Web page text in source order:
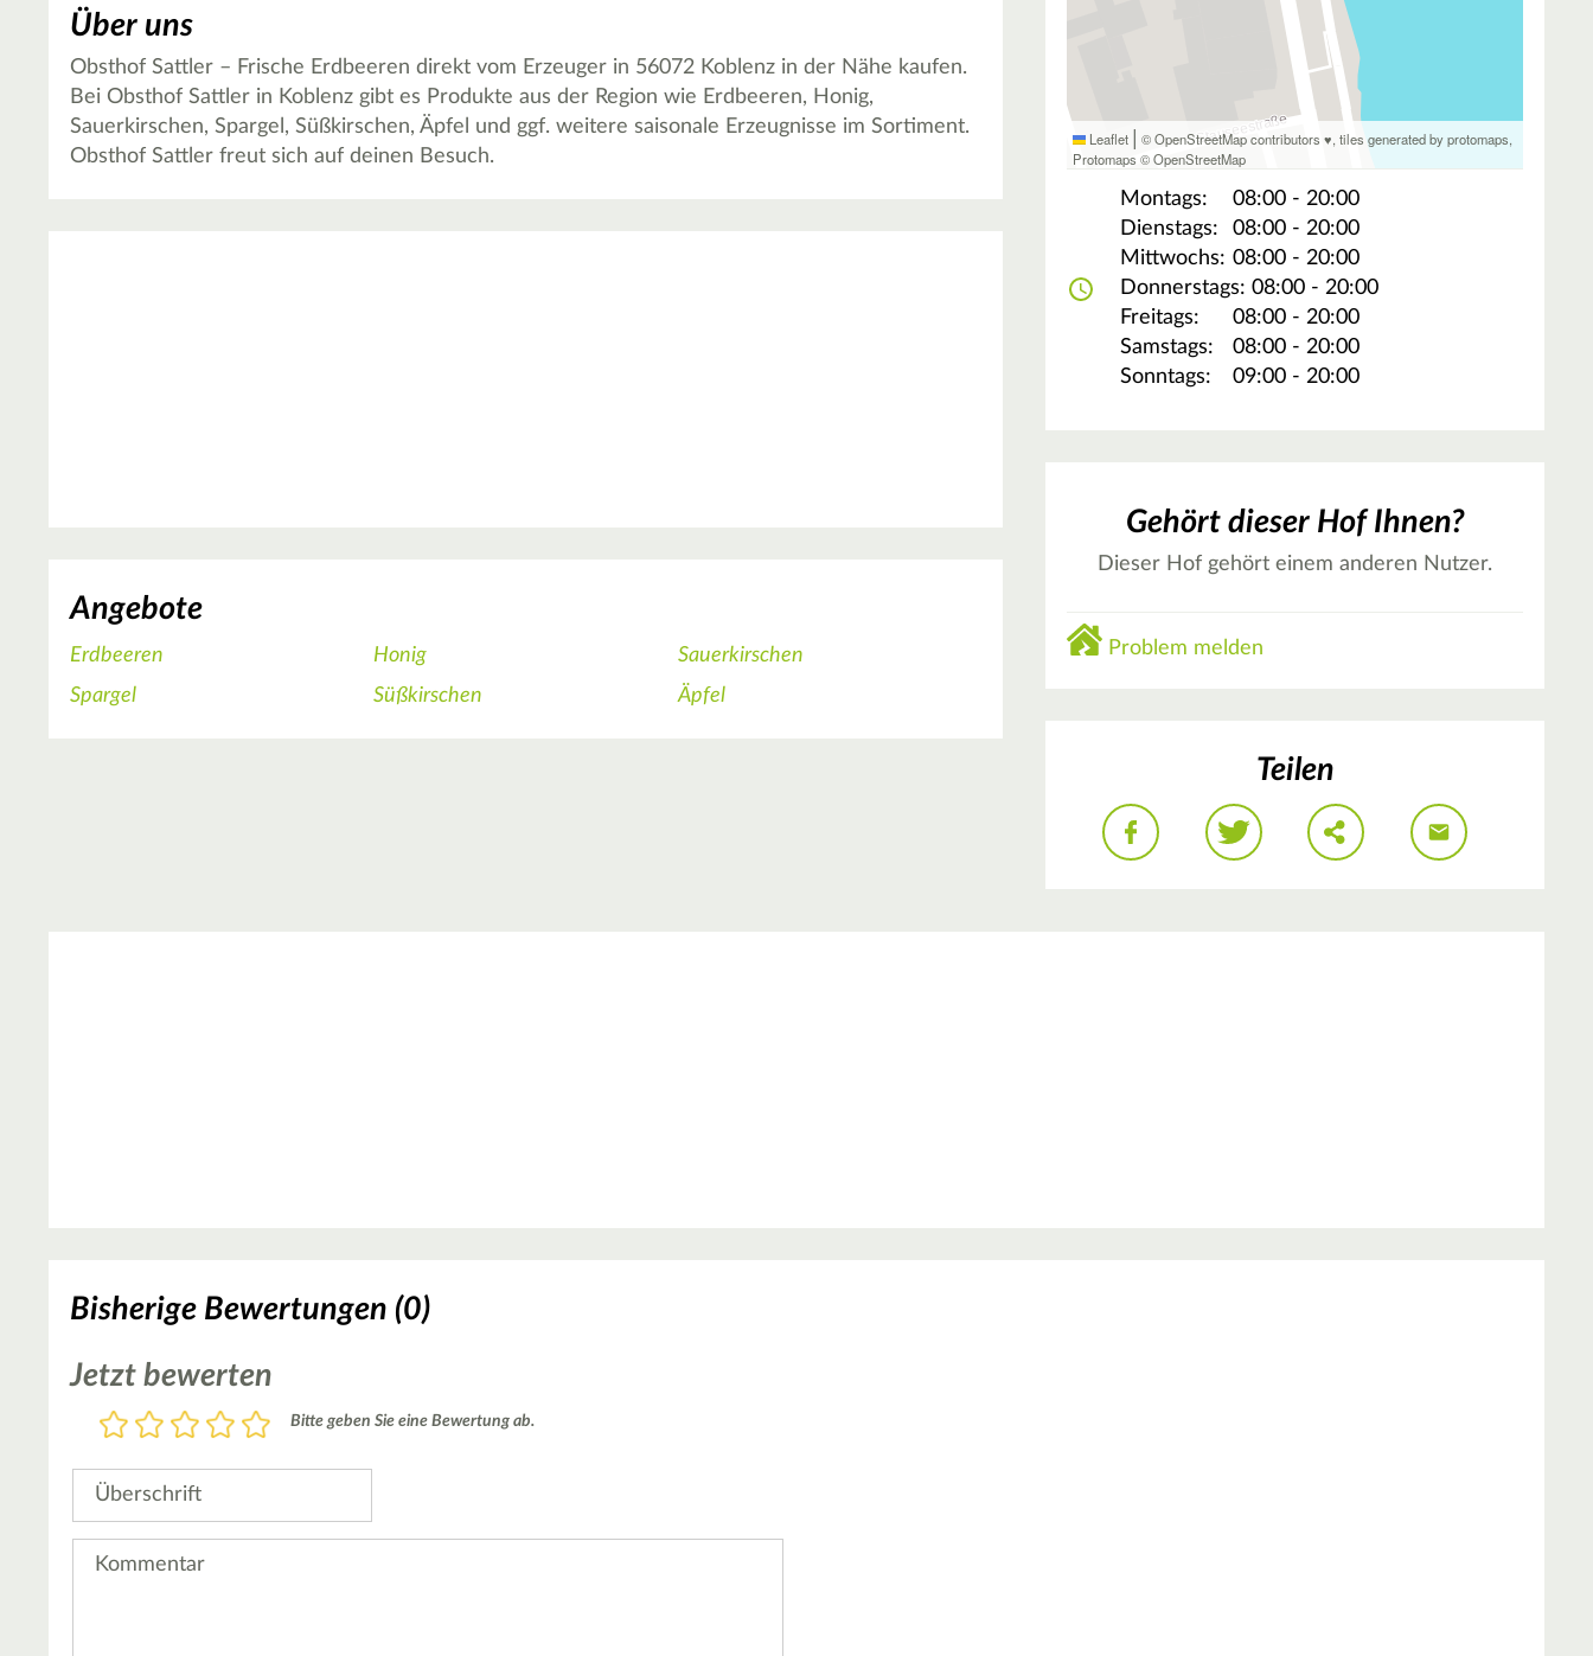
Über uns
Obsthof Sattler – Frische Erdbeeren direkt vom Erzeuger in 56072 Koblenz in der Nähe kaufen.
Bei Obsthof Sattler in Koblenz gibt es Produkte aus der Region wie Erdbeeren, Honig,
Sauerkirschen, Spargel, Süßkirschen, Äpfel und ggf. weitere saisonale Erzeugnisse im Sortiment.
Obsthof Sattler freut sich auf deinen Besuch.
Angebote
Erdbeeren Honig
Sauerkirschen
Spargel
Süßkirschen Äpfel
Leaflet | © OpenStreetMap contributors ♥,tiles generated by protomaps,
Protomaps ©OpenStreetMap
Montags:
08:00 - 20:00
Dienstags:
08:00 - 20:00
Mittwochs: 08:00 - 20:00
Donnerstags: 08:00 - 20:00
Freitags:
08:00 - 20:00
Samstags:
08:00 - 20:00
Sonntags:
09:00 - 20:00
Gehört dieser Hof Ihnen?
Dieser Hof gehört einem anderen Nutzer.
Problem melden
Teilen
Bisherige Bewertungen (0)
Jetzt bewerten
Bewertung
5
4
3
2
1
Bitte geben Sie eine Bewertung ab.
Überschrift